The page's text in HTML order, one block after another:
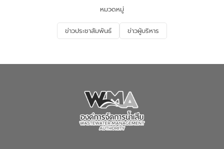
จัดการน้ำเสียและสร้างจิตสำนึกในการ
อนุรักษ์สิ่งแวดล้อม ในหัวข้อ “น้ำเสียชุมชน
และการบำบัดน้ำเสียเบื้องต้น” โดยให้ความรู้
เกี่ยวกับสาเหตุและผลกระทบของน้ำเสีย
ณ เทศบาลตำบลบางเลน จังหวัดนครปฐม
หมวดหมู่
ข่าวประชาสัมพันธ์ ข่าวผู้บริหาร